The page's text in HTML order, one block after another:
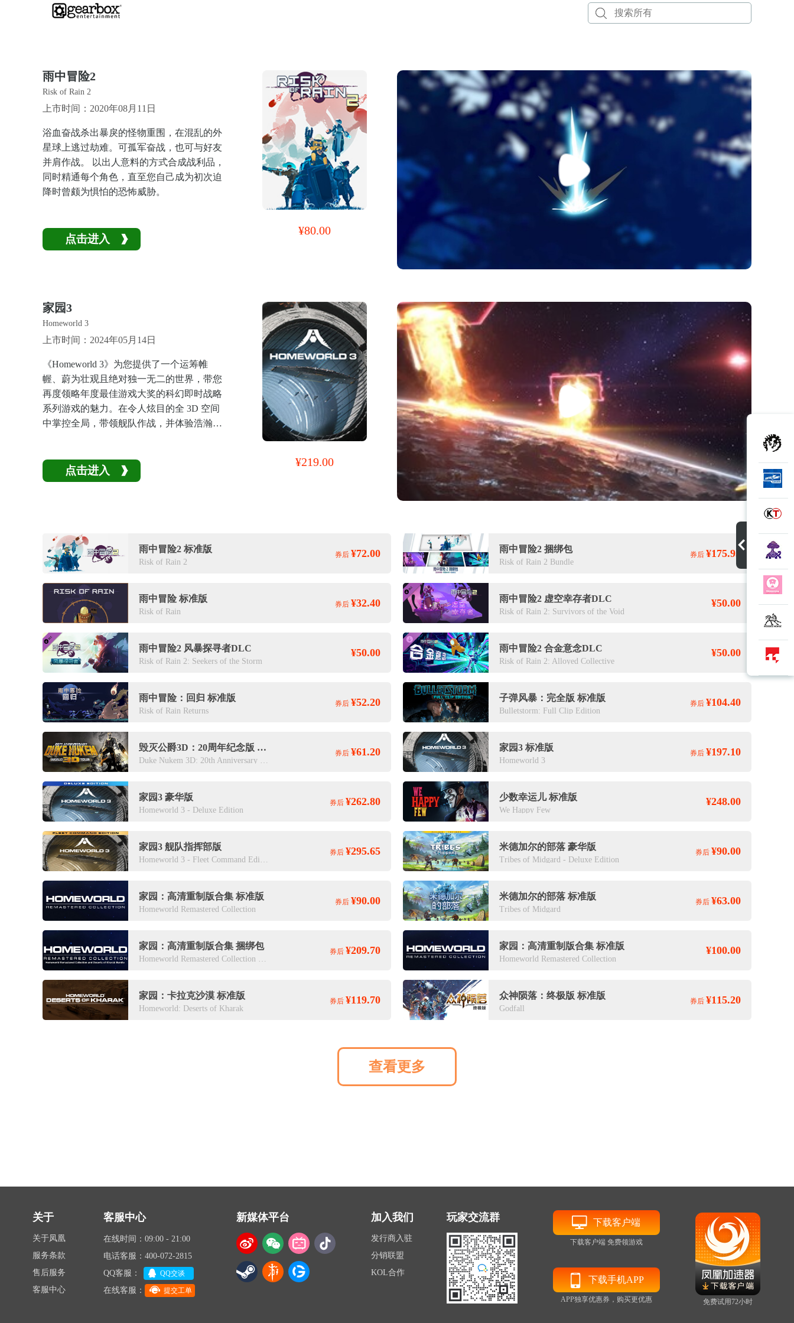
雨中冒险2
Risk of Rain 2
上市时间：2020年08月11日
浴血奋战杀出暴戾的怪物重围，在混乱的外
星球上逃过劫难。可孤军奋战，也可与好友
并肩作战。 以出人意料的方式合成战利品，
同时精通每个角色，直至您自己成为初次迫
降时曾颇为惧怕的恐怖威胁。
点击进入
¥80.00
家园3
Homeworld 3
上市时间：2024年05月14日
《Homeworld 3》为您提供了一个运筹帷
幄、蔚为壮观且绝对独一无二的世界，带您
再度领略年度最佳游戏大奖的科幻即时战略
系列游戏的魅力。在令人炫目的全 3D 空间
中掌控全局，带领舰队作战，并体验浩瀚银
点击进入
¥219.00
雨中冒险2 标准版
Risk of Rain 2
券后 ¥72.00 雨中冒险2 捆绑包
Risk of Rain 2 Bundle
券后 ¥175.95
雨中冒险 标准版
Risk of Rain
券后 ¥32.40 雨中冒险2 虚空幸存者DLC
Risk of Rain 2: Survivors of the Void
¥50.00
雨中冒险2 风暴探寻者DLC
Risk of Rain 2: Seekers of the Storm
¥50.00 雨中冒险2 合金意念DLC
Risk of Rain 2: Alloyed Collective
¥50.00
雨中冒险：回归 标准版
Risk of Rain Returns
券后 ¥52.20 子弹风暴：完全版 标准版
Bulletstorm: Full Clip Edition
券后 ¥104.40
毁灭公爵3D：20周年纪念版 PC版 标准版
Duke Nukem 3D: 20th Anniversary World Tour
券后 ¥61.20 家园3 标准版
Homeworld 3
券后 ¥197.10
家园3 豪华版
Homeworld 3 - Deluxe Edition
券后 ¥262.80 少数幸运儿 标准版
We Happy Few
¥248.00
家园3 舰队指挥部版
Homeworld 3 - Fleet Command Edition
券后 ¥295.65 米德加尔的部落 豪华版
Tribes of Midgard - Deluxe Edition
券后 ¥90.00
家园：高清重制版合集 标准版
Homeworld Remastered Collection
券后 ¥90.00 米德加尔的部落 标准版
Tribes of Midgard
券后 ¥63.00
家园：高清重制版合集 捆绑包
Homeworld Remastered Collection and Deserts of Kharak Bundle
券后 ¥209.70 家园：高清重制版合集 标准版
Homeworld Remastered Collection
¥100.00
家园：卡拉克沙漠 标准版
Homeworld: Deserts of Kharak
券后 ¥119.70 众神陨落：终极版 标准版
Godfall
券后 ¥115.20
查看更多
关于
关于凤凰
服务条款
售后服务
客服中心
客服中心
在线时间：09:00 - 21:00
电话客服：400-072-2815
QQ客服：
QQ交谈
在线客服： 提交工单
新媒体平台 加入我们
发行商入驻
分销联盟
KOL合作
玩家交流群 下载客户端
下载客户端 免费领游戏
下载手机APP
APP独享优惠券，购买更优惠 免费试用72小时